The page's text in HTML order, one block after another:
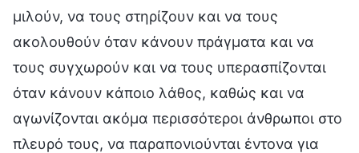
μιλούν, να τους στηρίζουν και να τους
ακολουθούν όταν κάνουν πράγματα και να
τους συγχωρούν και να τους υπερασπίζονται
όταν κάνουν κάποιο λάθος, καθώς και να
αγωνίζονται ακόμα περισσότεροι άνθρωποι στο
πλευρό τους, να παραπονιούνται έντονα για